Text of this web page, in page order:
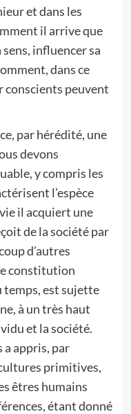
et dans les
il arrive que
influencer sa
dans ce
conscients peuvent
par hérédité, une
devons
y compris les
l’espèce
il acquiert une
de la société par
d’autres
constitution
temps, est sujette
à un très haut
et la société.
a appris, par
primitives,
êtres humains
étant donné